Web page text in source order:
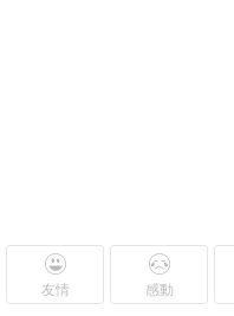
友情 感動